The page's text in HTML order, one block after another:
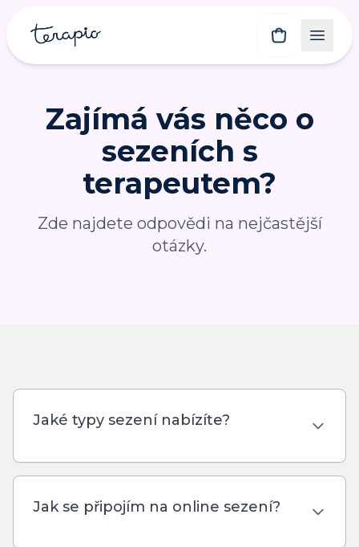
Zajímá vás něco o
sezeních s
terapeutem?
Zde najdete odpovědi na nejčastější
otázky.
Jaké typy sezení nabízíte?
Jak se připojím na online sezení?